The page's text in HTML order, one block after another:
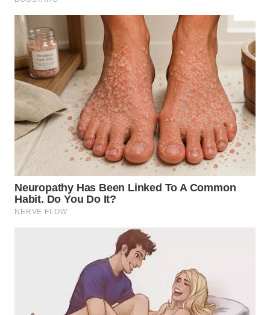
TINGGI
WN
PAKPAK
WN
KARAWANG
WN
BEKASI
BOGOR
WN